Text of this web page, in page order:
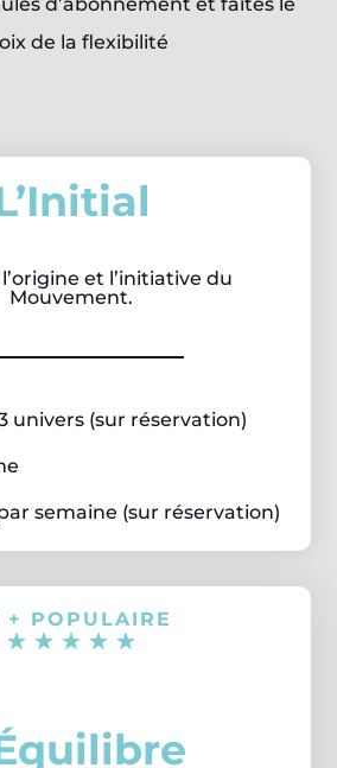
de la flexibilité
et l’initiative du
Mouvement.
univers (sur réservation)
semaine (sur réservation)
+ POPULAIRE
☆ ☆ ☆ ☆ ☆